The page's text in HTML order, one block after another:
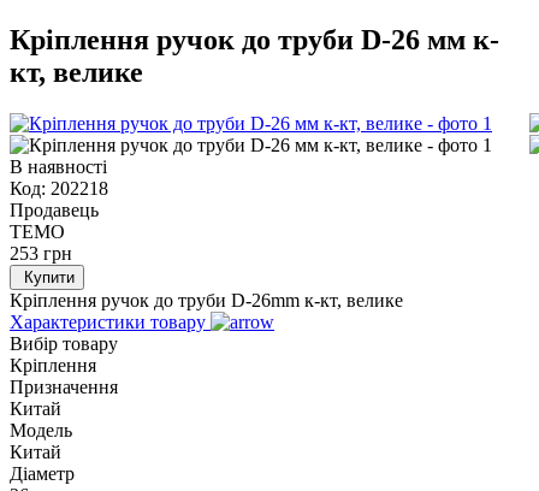
Кріплення ручок до труби D-26 мм к-
кт, велике
В наявності
Код: 202218
Продавець
TEMO
253 грн
Купити
Кріплення ручок до труби D-26mm к-кт, велике
Характеристики товару
Вибір товару
Кріплення
Призначення
Китай
Модель
Китай
Діаметр